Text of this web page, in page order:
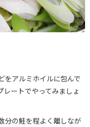
をアルミホイルに包んで
レートでやってみましょ
分の鮭を程よく離しなが